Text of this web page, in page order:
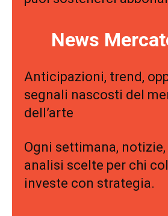
News
Anticipazioni, trend,
segnali nascosti del
dell’arte
Ogni settimana, notizie,
analisi scelte per chi
investe con strategia.